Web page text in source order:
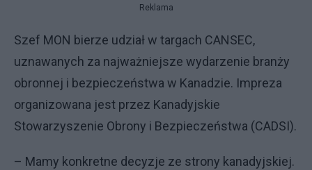
Reklama
Szef MON bierze udział w targach CANSEC,
uznawanych za najważniejsze wydarzenie branży
obronnej i bezpieczeństwa w Kanadzie. Impreza
organizowana jest przez Kanadyjskie
Stowarzyszenie Obrony i Bezpieczeństwa (CADSI).
– Mamy konkretne decyzje ze strony kanadyjskiej.